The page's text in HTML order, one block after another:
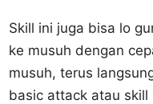
Skill ini juga bisa lo
ke musuh dengan
musuh, terus
basic attack atau skill